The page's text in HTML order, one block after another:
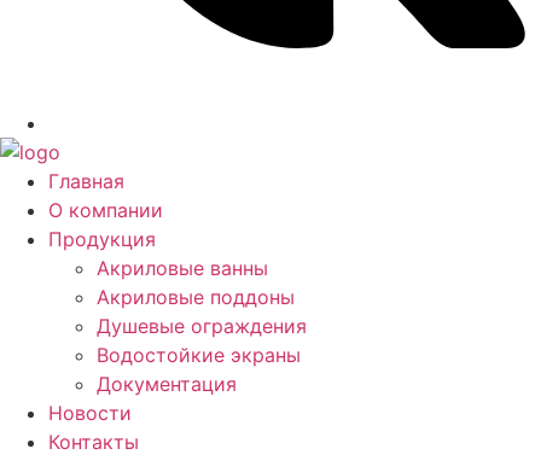
Главная
О компании
Продукция
Акриловые ванны
Акриловые поддоны
Душевые ограждения
Водостойкие экраны
Документация
Новости
Контакты